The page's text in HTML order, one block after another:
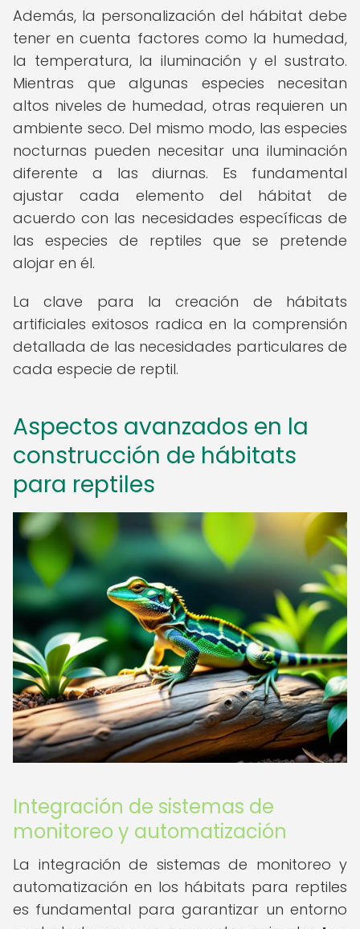
Además, la personalización del hábitat debe
tener en cuenta factores como la humedad,
la temperatura, la iluminación y el sustrato.
Mientras que algunas especies necesitan
altos niveles de humedad, otras requieren un
ambiente seco. Del mismo modo, las especies
nocturnas pueden necesitar una iluminación
diferente a las diurnas. Es fundamental
ajustar cada elemento del hábitat de
acuerdo con las necesidades específicas de
las especies de reptiles que se pretende
alojar en él.
La clave para la creación de hábitats
artificiales exitosos radica en la comprensión
detallada de las necesidades particulares de
cada especie de reptil.
Aspectos avanzados en la
construcción de hábitats
para reptiles
Integración de sistemas de
monitoreo y automatización
La integración de sistemas de monitoreo y
automatización en los hábitats para reptiles
es fundamental para garantizar un entorno